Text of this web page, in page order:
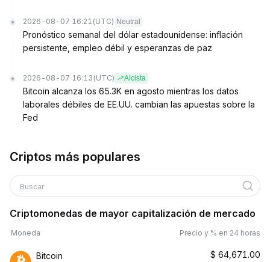
2026-08-07 16:21 (UTC) Neutral
Pronóstico semanal del dólar estadounidense: inflación
persistente, empleo débil y esperanzas de paz
2026-08-07 16:13 (UTC) Alcista
Bitcoin alcanza los 65.3K en agosto mientras los datos
laborales débiles de EE.UU. cambian las apuestas sobre la
Fed
Criptos más populares
Buscar
Criptomonedas de mayor capitalización de mercado
Moneda Precio y % en 24 horas
Bitcoin $ 64,671.00